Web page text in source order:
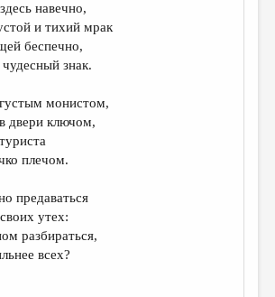
навечно,
и тихий мрак
беспечно,
знак.
монистом,
двери ключом,
плечом.
предаваться
утех:
разбираться,
всех?